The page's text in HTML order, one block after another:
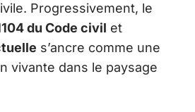
Progressivement, le
du Code civil et
s’ancre comme une
vivante dans le paysage